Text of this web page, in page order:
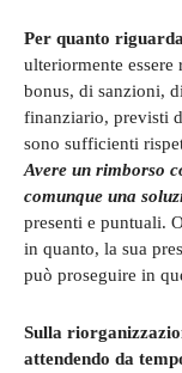
Per quanto
ulteriormente
bonus, di sanzioni,
finanziario, previsti
sono sufficienti
Avere un rimborso
comunque una
presenti e puntuali.
in quanto, la sua
può proseguire in
Sulla
attendendo da